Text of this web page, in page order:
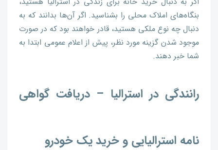
اگر به دنبال خرید خانه برای زندگی در استرالیا هستید،
بنگاه‌های املاک محلی را بشناسید. اگر آن‌ها بدانند که به
دنبال چه نوع ملکی هستید، قادر خواهند بود که در صورت
موجود شدن گزینه مورد نظر، پیش از اعلام عمومی ابتدا به
شما خبر دهند.
رانندگی در استرالیا – دریافت گواهی
نامه استرالیایی و خرید یک خودرو